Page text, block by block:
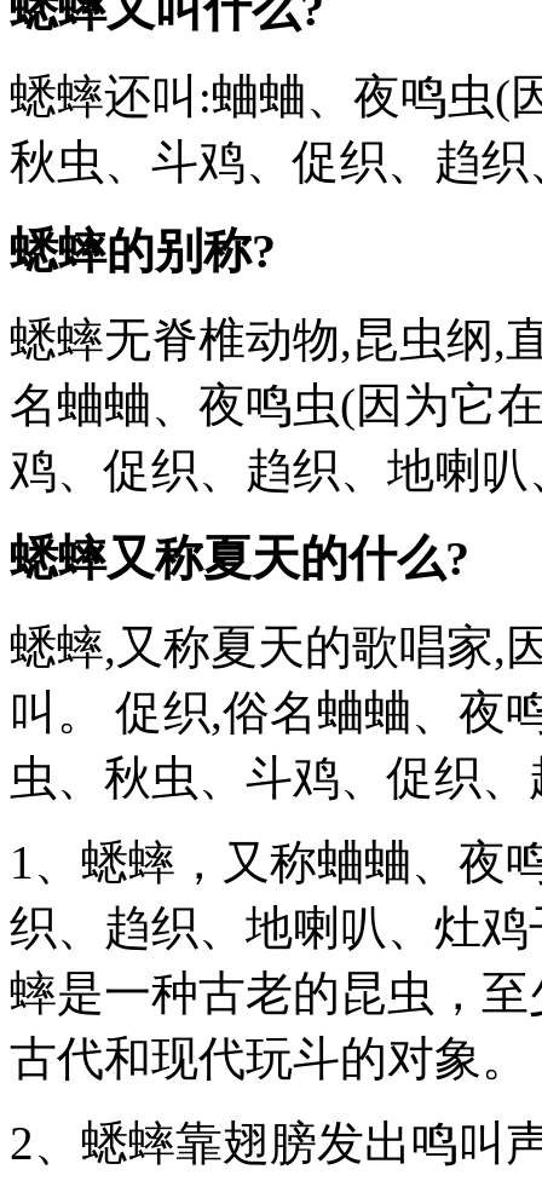
蟋蟀还叫:蛐蛐、夜鸣虫(
秋虫、斗鸡、促织、趋
蟋蟀的别称?
蟋蟀无脊椎动物,昆虫纲,
名蛐蛐、夜鸣虫(因为它
鸡、促织、趋织、地喇
蟋蟀又称夏天的什么?
蟋蟀,又称夏天的歌唱家,
叫。 促织,俗名蛐蛐、夜
虫、秋虫、斗鸡、促织
1、蟋蟀，又称蛐蛐、夜
织、趋织、地喇叭、灶
蟀是一种古老的昆虫，
古代和现代玩斗的对象。
2、蟋蟀靠翅膀发出鸣叫